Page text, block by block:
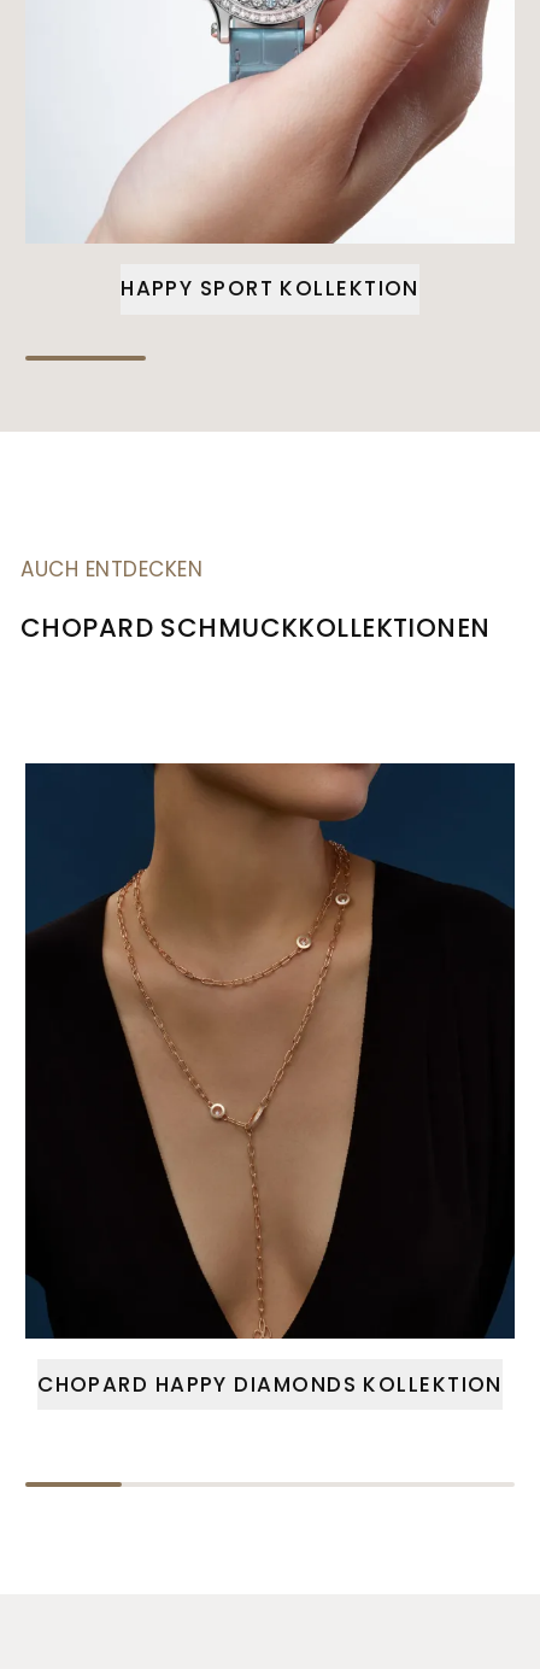
HAPPY SPORT KOLLEKTION
AUCH ENTDECKEN
CHOPARD SCHMUCKKOLLEKTIONEN
CHOPARD HAPPY DIAMONDS KOLLEKTION